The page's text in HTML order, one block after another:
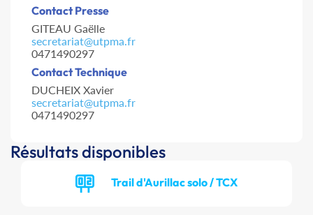
Contact Presse
GITEAU Gaëlle
secretariat@utpma.fr
0471490297
Contact Technique
DUCHEIX Xavier
secretariat@utpma.fr
0471490297
Résultats disponibles
Trail d'Aurillac solo / TCX